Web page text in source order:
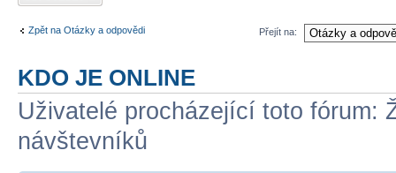
Zpět na Otázky a odpovědi Přejít na:
KDO JE ONLINE
Uživatelé procházející toto fórum:
návštevníků